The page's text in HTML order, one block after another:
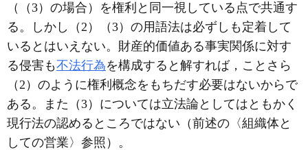
（（3）の場合）を権利と同一視している点で共通す
る。しかし（2）（3）の用語法は必ずしも定着して
いるとはいえない。財産的価値ある事実関係に対す
る侵害も不法行為を構成すると解すれば，ことさら
（2）のように権利概念をもちだす必要はないからで
ある。また（3）については立法論としてはともかく
現行法の認めるところではない（前述の〈組織体と
しての営業〉参照）。